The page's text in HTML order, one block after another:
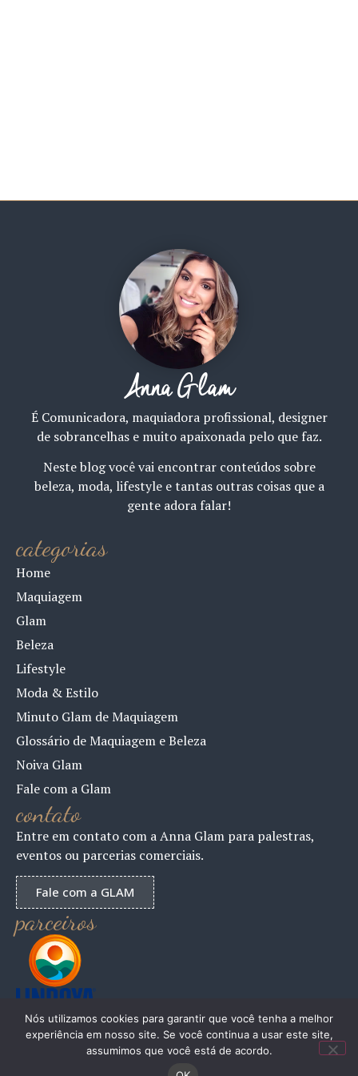
Anna Glam
É Comunicadora, maquiadora profissional, designer
de sobrancelhas e muito apaixonada pelo que faz.
Neste blog você vai encontrar conteúdos sobre
beleza, moda, lifestyle e tantas outras coisas que a
gente adora falar!
categorias
Home
Maquiagem
Glam
Beleza
Lifestyle
Moda & Estilo
Minuto Glam de Maquiagem
Glossário de Maquiagem e Beleza
Noiva Glam
Fale com a Glam
contato
Entre em contato com a Anna Glam para palestras,
eventos ou parcerias comerciais.
Fale com a GLAM
parceiros
Nós utilizamos cookies para garantir que você tenha a melhor
experiência em nosso site. Se você continua a usar este site,
assumimos que você está de acordo.